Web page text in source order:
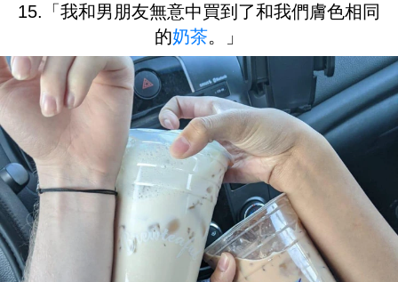
15.「我和男朋友無意中買到了和我們膚色相同
的奶茶。」